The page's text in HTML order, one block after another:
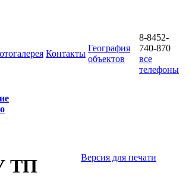
Контакты
География
объектов
8-8452-
740-870
все
телефоны
Версия для печати
ТП